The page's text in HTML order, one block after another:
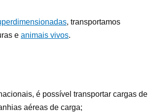
, transportamos
e animais vivos.
é possível transportar cargas de
aéreas de carga;